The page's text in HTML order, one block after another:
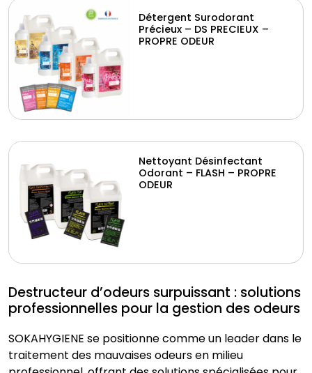
Détergent Surodorant
Précieux – DS PRECIEUX –
PROPRE ODEUR
Nettoyant Désinfectant
Odorant – FLASH – PROPRE
ODEUR
Destructeur d’odeurs surpuissant : solutions
professionnelles pour la gestion des odeurs
SOKAHYGIENE se positionne comme un leader dans le
traitement des mauvaises odeurs en milieu